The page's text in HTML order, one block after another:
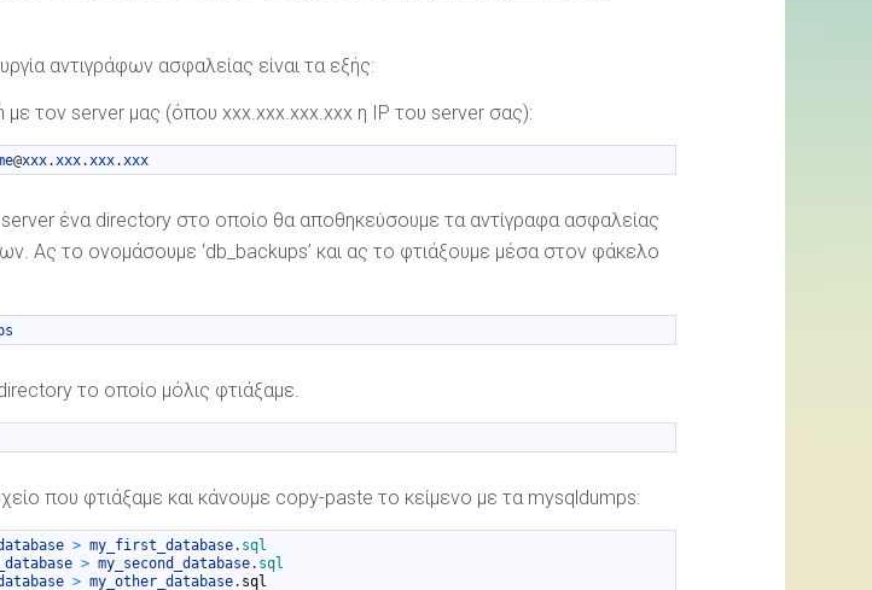
αντιγράφων ασφαλείας είναι τα εξής:
με τον server μας (όπου xxx.xxx.xxx.xxx η IP του server σας):
@xxx.xxx.xxx.xxx
ένα directory στο οποίο θα αποθηκεύσουμε τα αντίγραφα ασφαλείας
Ας το ονομάσουμε ‘db_backups’ και ας το φτιάξουμε μέσα στον φάκελο
το οποίο μόλις φτιάξαμε.
που φτιάξαμε και κάνουμε copy-paste το κείμενο με τα mysqldumps:
> my_first_database. sql
> my_second_database. sql
> my_other_database. sql